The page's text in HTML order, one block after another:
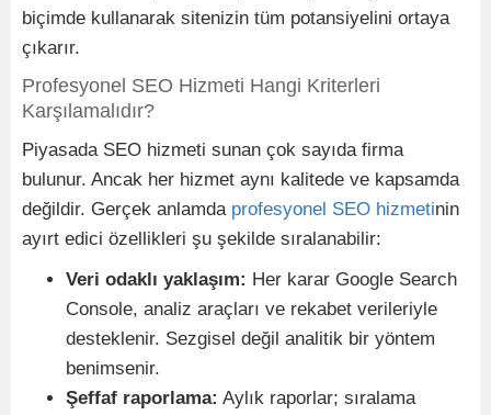
biçimde kullanarak sitenizin tüm potansiyelini ortaya
çıkarır.
Profesyonel SEO Hizmeti Hangi Kriterleri
Karşılamalıdır?
Piyasada SEO hizmeti sunan çok sayıda firma
bulunur. Ancak her hizmet aynı kalitede ve kapsamda
değildir. Gerçek anlamda profesyonel SEO hizmetinin
ayırt edici özellikleri şu şekilde sıralanabilir:
Veri odaklı yaklaşım: Her karar Google Search
Console, analiz araçları ve rekabet verileriyle
desteklenir. Sezgisel değil analitik bir yöntem
benimsenir.
Şeffaf raporlama: Aylık raporlar; sıralama